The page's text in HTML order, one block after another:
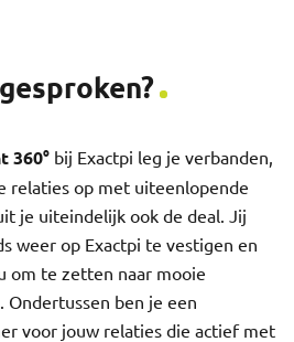
360° bij Exactpi leg je verbanden,
relaties op met uiteenlopende
je uiteindelijk ook de deal. Jij
weer op Exactpi te vestigen en
om te zetten naar mooie
ben je een
voor jouw relaties die actief met